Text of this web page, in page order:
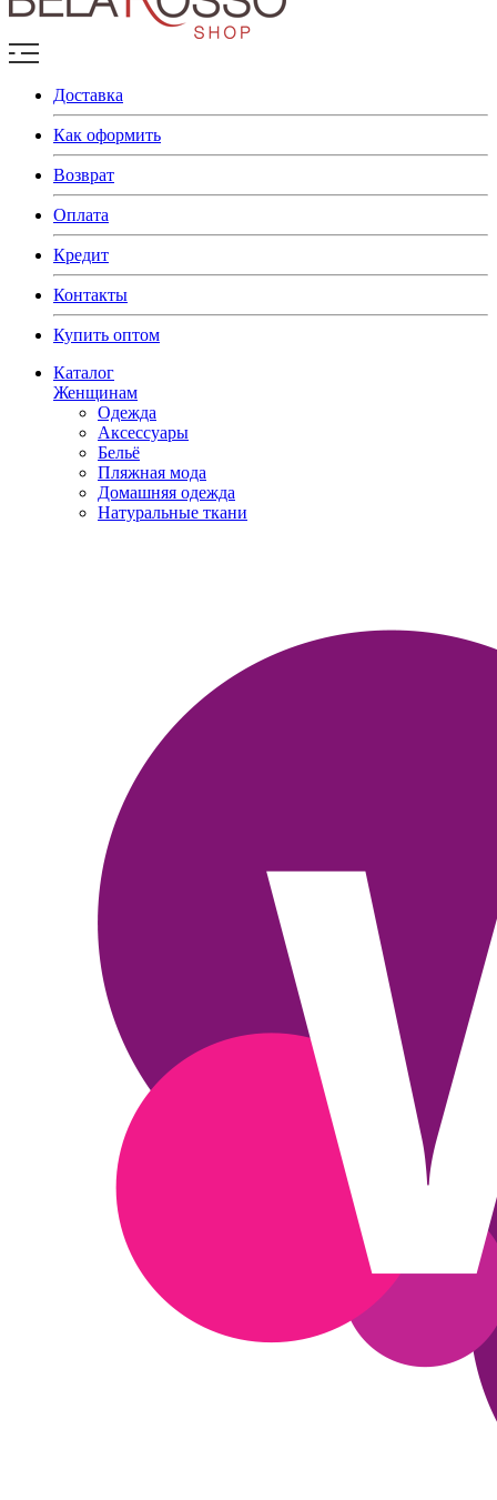
Доставка
Как оформить
Возврат
Оплата
Кредит
Контакты
Купить оптом
Каталог
Женщинам
Одежда
Аксессуары
Бельё
Пляжная мода
Домашняя одежда
Натуральные ткани